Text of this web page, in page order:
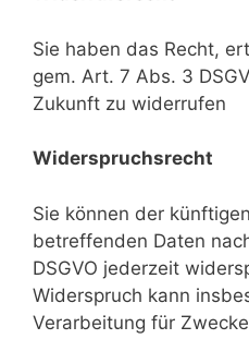
Sie haben das Recht,
gem. Art. 7 Abs. 3
Zukunft zu widerrufen
Widerspruchsrecht
Sie können der
betreffenden Daten
DSGVO jederzeit
Widerspruch kann
Verarbeitung für